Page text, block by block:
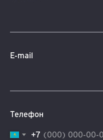
E-mail
Телефон
+7